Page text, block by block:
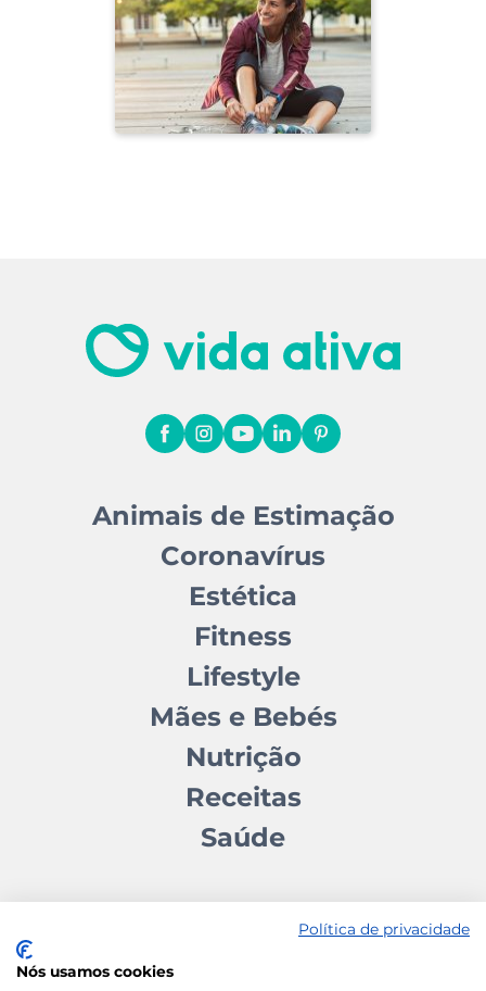
Animais de Estimação
Coronavírus
Estética
Fitness
Lifestyle
Mães e Bebés
Nutrição
Receitas
Saúde
Política de privacidade
Nós usamos cookies